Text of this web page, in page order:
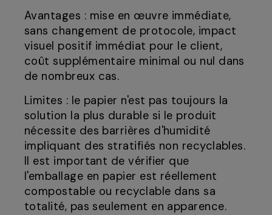
Avantages : mise en œuvre immédiate,
sans changement de protocole, impact
visuel positif immédiat pour le client,
coût supplémentaire minimal ou nul dans
de nombreux cas.
Limites : le papier n'est pas toujours la
solution la plus durable si le produit
nécessite des barrières d'humidité
impliquant des stratifiés non recyclables.
Il est important de vérifier que
l'emballage en papier est réellement
compostable ou recyclable dans sa
totalité, pas seulement en apparence.